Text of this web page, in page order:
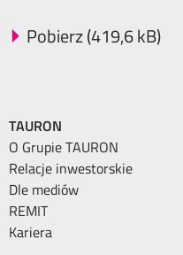
Pobierz (419,6 kB)
TAURON
O Grupie TAURON
Relacje inwestorskie
Dle mediów
REMIT
Kariera